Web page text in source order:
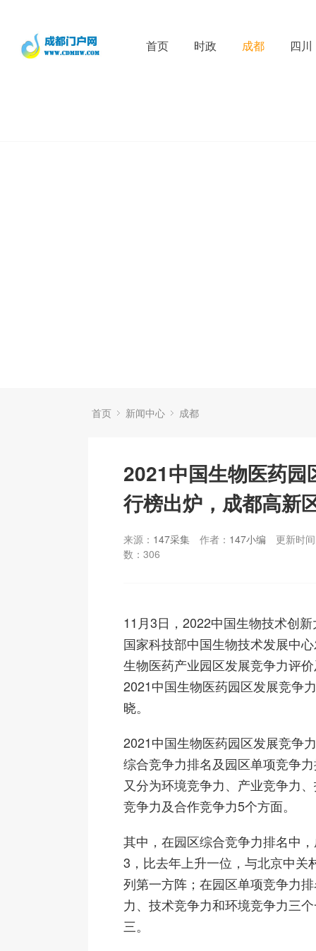
首页 时政 成都 四川
首页 新闻中心 成都
2021中国生物医药园
行榜出炉，成都高新
来源： 147采集 作者： 147小编
更新时
数： 306
11月3日，2022中国生物技术创
国家科技部中国生物技术发展中
生物医药产业园区发展竞争力评
2021中国生物医药园区发展竞争
晓。
2021中国生物医药园区发展竞争
综合竞争力排名及园区单项竞争
又分为环境竞争力、产业竞争力
竞争力及合作竞争力5个方面。
其中，在园区综合竞争力排名中
3，比去年上升一位，与北京中关
列第一方阵；在园区单项竞争力
力、技术竞争力和环境竞争力三
三。